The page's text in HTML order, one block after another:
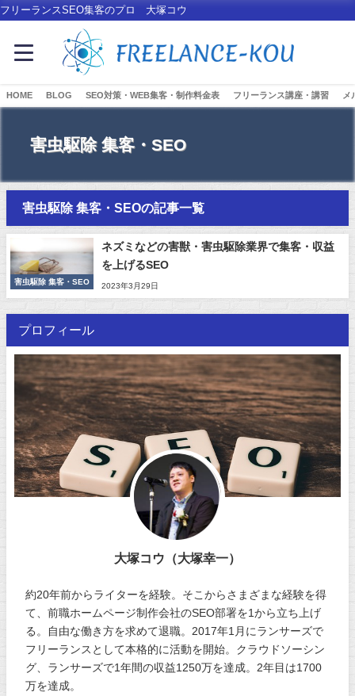
フリーランスSEO集客のプロ 大塚コウ
HOME BLOG SEO対策・WEB集客・制作料金表 フリーランス講座・講習 メ
害虫駆除 集客・SEO
害虫駆除 集客・SEOの記事一覧
害虫駆除 集客・SEO
ネズミなどの害獣・害虫駆除業界で集客・収益
を上げるSEO
2023年3月29日
プロフィール
大塚コウ（大塚幸一）
約20年前からライターを経験。そこからさまざまな経験を得
て、前職ホームページ制作会社のSEO部署を1から立ち上げ
る。自由な働き方を求めて退職。2017年1月にランサーズで
フリーランスとして本格的に活動を開始。クラウドソーシン
グ、ランサーズで1年間の収益1250万を達成。2年目は1700
万を達成。